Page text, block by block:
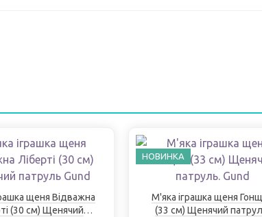
щеня Відважна
(30 см) Щенячий
НОВИНКА
М'яка іграшка щеня
(33 см) Щенячий